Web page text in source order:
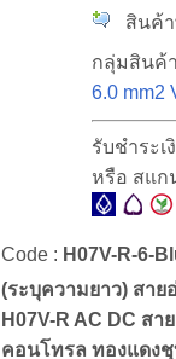
สินค้า
กลุ่มสินค้
6.0 mm2
รับชำระเ
หรือ สแก
Code : H07V-R-6-
(ระบุความยาว) สาย
H07V-R AC DC สา
คอนโทรล ทองแดงชุ